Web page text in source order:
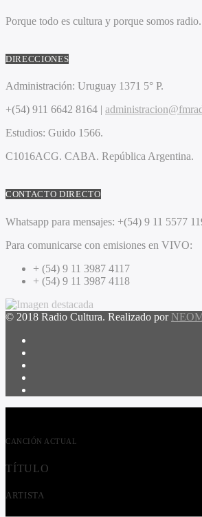
Porque todo es cultura y porque somos radio.
DIRECCIONES
Administración: Uruguay 1371 5° P.
+(54) 911 6642 8164 |
Estudios: Guido 1566.
C1016ACG. CABA. República Argentina.
CONTACTO DIRECTO
Whatsapp para mensajes: +(54) 9 11 5577
Para comunicarse con emisiones en VIVO:
+ (54) 9 11 3987 4117
+ (54) 9 11 3987 4118
© 2018 Radio Cultura. Realizado por
CANCIÓN ACTUAL
TÍTULO
ARTISTA